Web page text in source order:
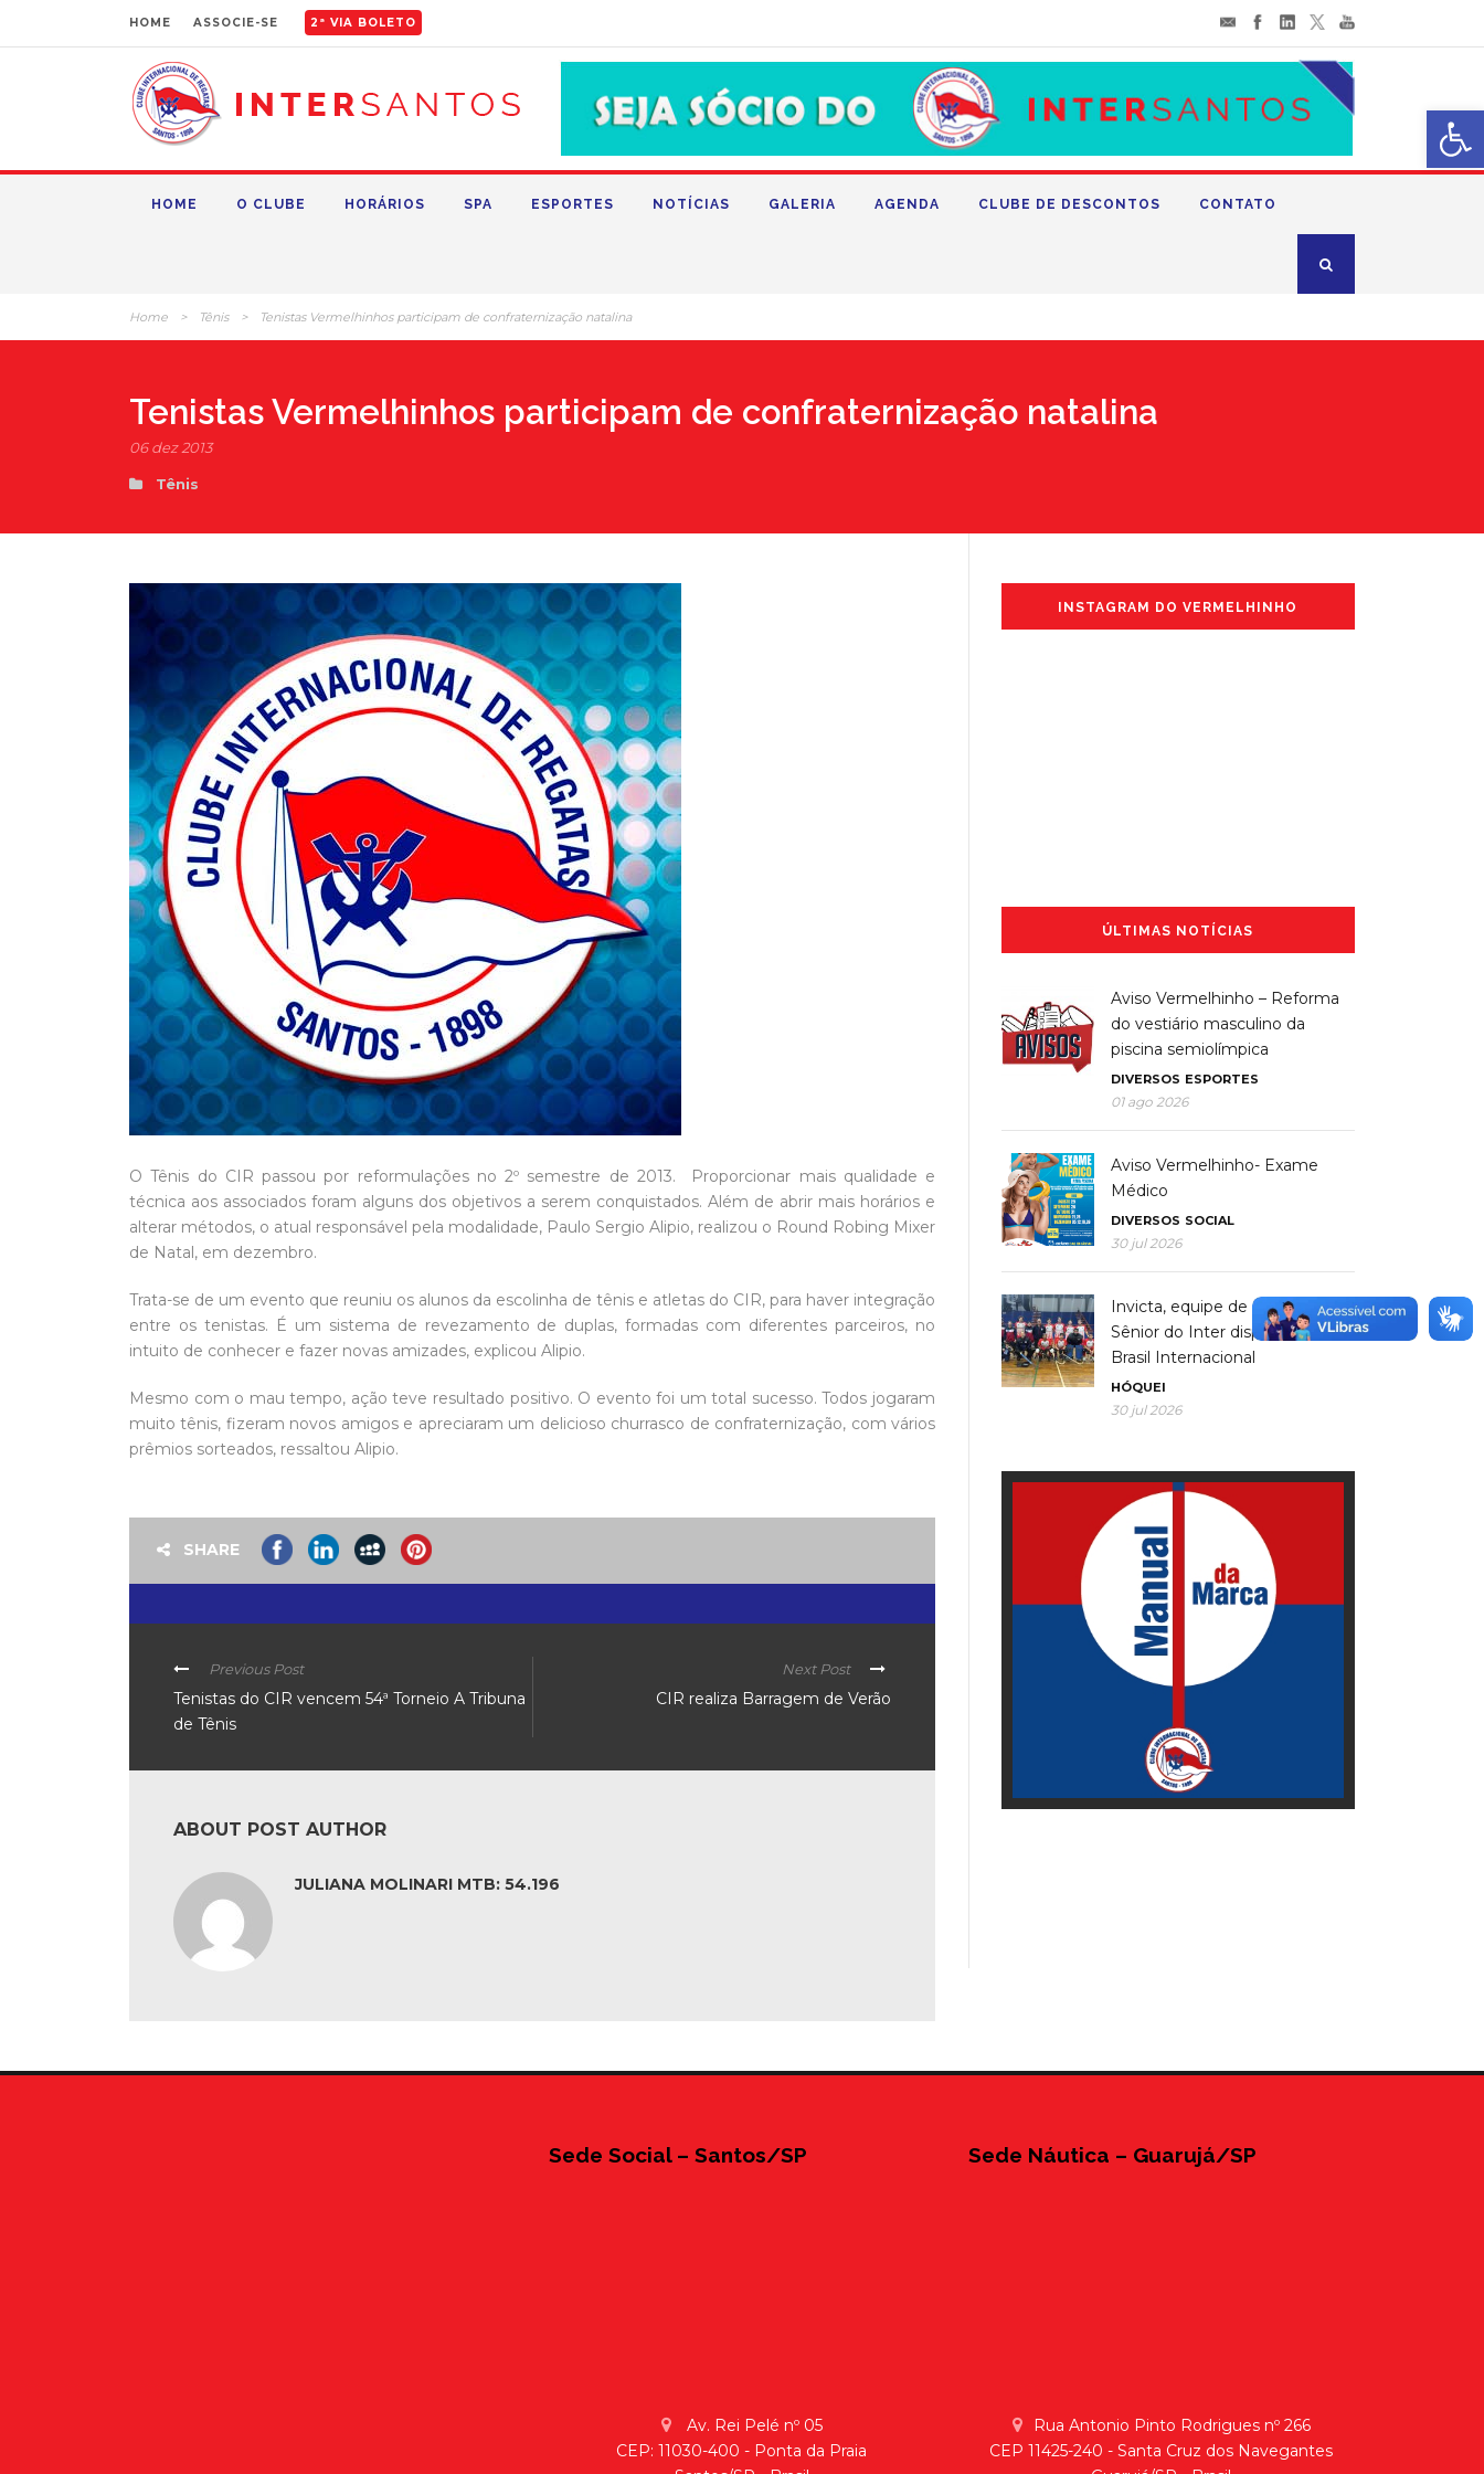
HOME ASSOCIE-SE 2ª VIA BOLETO
HOME O CLUBE HORÁRIOS SPA ESPORTES NOTÍCIAS GALERIA AGENDA CLUBE DE DESCONTOS CONTATO
Home > Tênis > Tenistas Vermelhinhos participam de confraternização natalina
Tenistas Vermelhinhos participam de confraternização natalina
06 dez 2013
Tênis
O Tênis do CIR passou por reformulações no 2º semestre de 2013. Proporcionar mais qualidade e
técnica aos associados foram alguns dos objetivos a serem conquistados. Além de abrir mais horários e
alterar métodos, o atual responsável pela modalidade, Paulo Sergio Alipio, realizou o Round Robing Mixer
de Natal, em dezembro.
Trata-se de um evento que reuniu os alunos da escolinha de tênis e atletas do CIR, para haver integração
entre os tenistas. É um sistema de revezamento de duplas, formadas com diferentes parceiros, no
intuito de conhecer e fazer novas amizades, explicou Alipio.
Mesmo com o mau tempo, ação teve resultado positivo. O evento foi um total sucesso. Todos jogaram
muito tênis, fizeram novos amigos e apreciaram um delicioso churrasco de confraternização, com vários
prêmios sorteados, ressaltou Alipio.
SHARE
Previous Post
Tenistas do CIR vencem 54ª Torneio A Tribuna
de Tênis
Next Post
CIR realiza Barragem de Verão
ABOUT POST AUTHOR
JULIANA MOLINARI MTB: 54.196
INSTAGRAM DO VERMELHINHO
ÚLTIMAS NOTÍCIAS
Aviso Vermelhinho – Reforma
do vestiário masculino da
piscina semiolímpica
DIVERSOS ESPORTES
01 ago 2026
Aviso Vermelhinho- Exame
Médico
DIVERSOS SOCIAL
30 jul 2026
Invicta, equipe de Hóquei
Sênior do Inter disputa Copa
Brasil Internacional
HÓQUEI
30 jul 2026
Sede Social – Santos/SP
Av. Rei Pelé nº 05
CEP: 11030-400 - Ponta da Praia
Sede Náutica – Guarujá/SP
Rua Antonio Pinto Rodrigues nº 266
CEP 11425-240 - Santa Cruz dos Navegantes
Abrir